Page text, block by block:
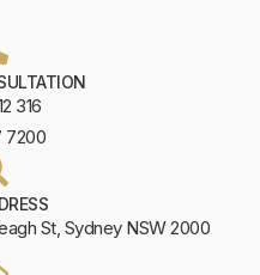
316
7200
St, Sydney NSW 2000